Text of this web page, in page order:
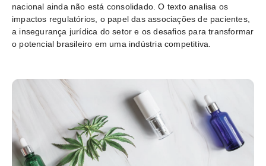
nacional ainda não está consolidado. O texto analisa os
impactos regulatórios, o papel das associações de pacientes,
a insegurança jurídica do setor e os desafios para transformar
o potencial brasileiro em uma indústria competitiva.